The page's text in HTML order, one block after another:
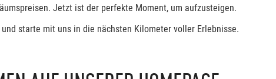
Jetzt ist der perfekte Moment, um aufzusteigen.
starte mit uns in die nächsten Kilometer voller Erlebnisse.